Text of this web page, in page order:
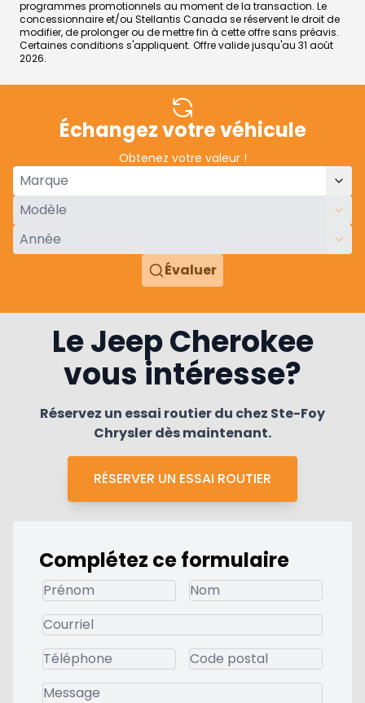
programmes promotionnels au moment de la transaction. Le
concessionnaire et/ou Stellantis Canada se réservent le droit de
modifier, de prolonger ou de mettre fin à cette offre sans préavis.
Certaines conditions s'appliquent. Offre valide jusqu'au 31 août
2026.
Échangez votre véhicule
Obtenez votre valeur !
Évaluer
Le Jeep Cherokee
vous intéresse?
Réservez un essai routier du chez Ste-Foy
Chrysler dès maintenant.
RÉSERVER UN ESSAI ROUTIER
Complétez ce formulaire